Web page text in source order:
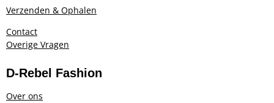
Verzenden & Ophalen
Contact
Overige Vragen
D-Rebel Fashion
Over ons